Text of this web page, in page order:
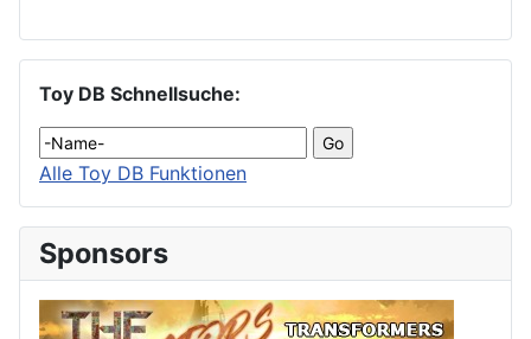
Toy DB Schnellsuche:
Alle Toy DB Funktionen
Sponsors